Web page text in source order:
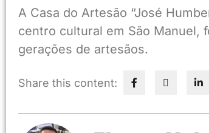
A Casa do Artesão “José
centro cultural em São Manuel,
gerações de artesãos.
Share this content: